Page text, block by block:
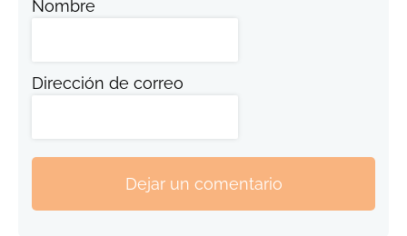
Nombre
Dirección de correo
Dejar un comentario